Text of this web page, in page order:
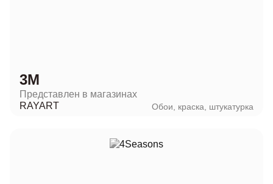
3M
Представлен в магазинах
RAYART
Обои, краска, штукатурка